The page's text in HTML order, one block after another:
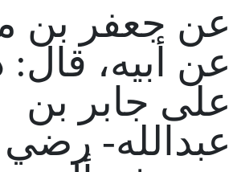
عن جعفر بن
عن أبيه، قال:
على جابر بن
عبدالله- رضي